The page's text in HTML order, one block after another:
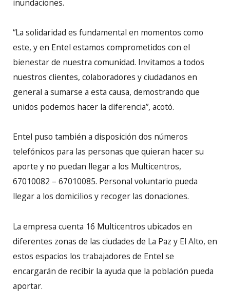
inundaciones.
“La solidaridad es fundamental en momentos como
este, y en Entel estamos comprometidos con el
bienestar de nuestra comunidad. Invitamos a todos
nuestros clientes, colaboradores y ciudadanos en
general a sumarse a esta causa, demostrando que
unidos podemos hacer la diferencia”, acotó.
Entel puso también a disposición dos números
telefónicos para las personas que quieran hacer su
aporte y no puedan llegar a los Multicentros,
67010082 – 67010085. Personal voluntario pueda
llegar a los domicilios y recoger las donaciones.
La empresa cuenta 16 Multicentros ubicados en
diferentes zonas de las ciudades de La Paz y El Alto, en
estos espacios los trabajadores de Entel se
encargarán de recibir la ayuda que la población pueda
aportar.